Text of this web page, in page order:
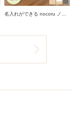
名入れができる nocoru ノコ